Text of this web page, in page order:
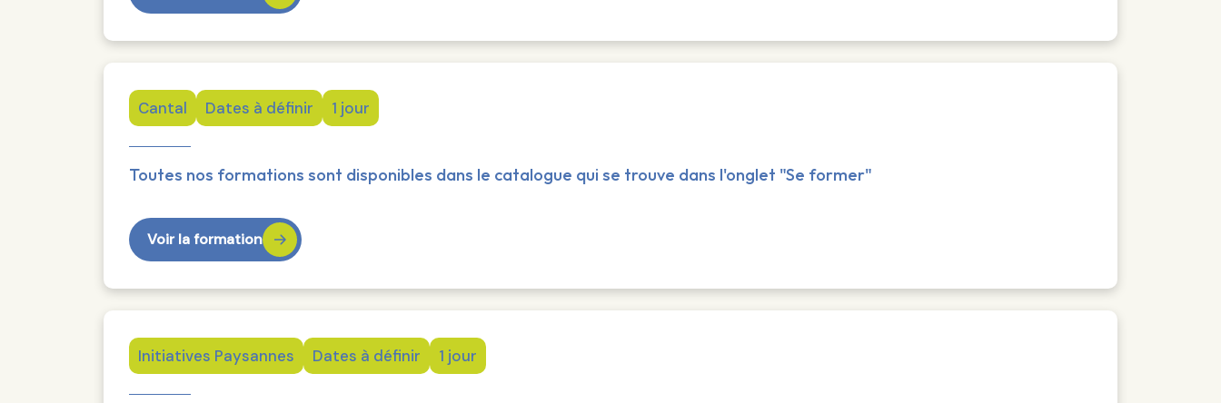
Cantal Dates à définir 1 jour
Toutes nos formations sont disponibles dans le catalogue qui se trouve dans l'onglet "Se former"
Voir la formation
Initiatives Paysannes Dates à définir 1 jour